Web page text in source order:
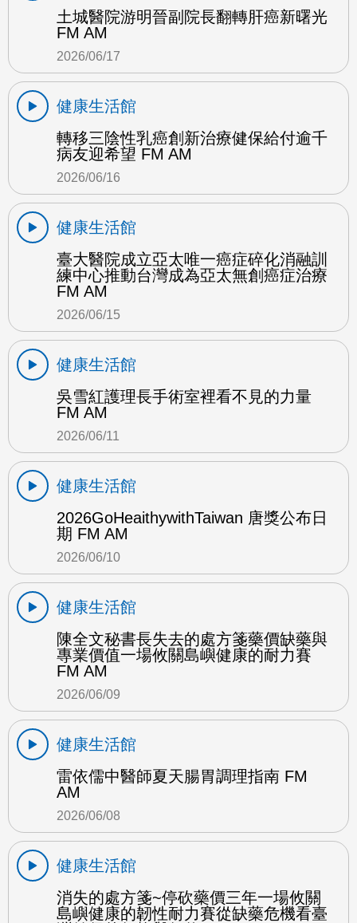
土城醫院游明晉副院長翻轉肝癌新曙光
FM AM
2026/06/17
健康生活館
轉移三陰性乳癌創新治療健保給付逾千
病友迎希望 FM AM
2026/06/16
健康生活館
臺大醫院成立亞太唯一癌症碎化消融訓
練中心推動台灣成為亞太無創癌症治療
FM AM
2026/06/15
健康生活館
吳雪紅護理長手術室裡看不見的力量
FM AM
2026/06/11
健康生活館
2026GoHeaithywithTaiwan 唐獎公布日
期 FM AM
2026/06/10
健康生活館
陳全文秘書長失去的處方箋藥價缺藥與
專業價值一場攸關島嶼健康的耐力賽
FM AM
2026/06/09
健康生活館
雷依儒中醫師夏天腸胃調理指南 FM
AM
2026/06/08
健康生活館
消失的處方箋~停砍藥價三年一場攸關
島嶼健康的韌性耐力賽從缺藥危機看臺